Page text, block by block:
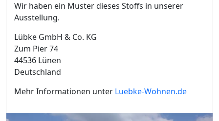
Wir haben ein Muster dieses Stoffs in unserer
Ausstellung.
Lübke GmbH & Co. KG
Zum Pier 74
44536 Lünen
Deutschland
Mehr Informationen unter Luebke-Wohnen.de